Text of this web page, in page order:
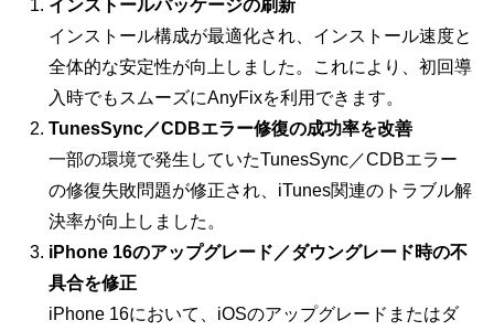
インストールパッケージの刷新
インストール構成が最適化され、インストール速度と
全体的な安定性が向上しました。これにより、初回導
入時でもスムーズにAnyFixを利用できます。
TunesSync／CDBエラー修復の成功率を改善
一部の環境で発生していたTunesSync／CDBエラー
の修復失敗問題が修正され、iTunes関連のトラブル解
決率が向上しました。
iPhone 16のアップグレード／ダウングレード時の不
具合を修正
iPhone 16において、iOSのアップグレードまたはダ